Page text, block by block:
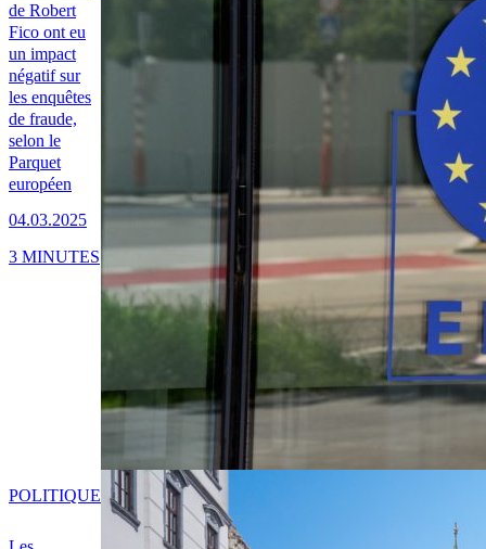
de Robert
Fico ont eu
un impact
négatif sur
les enquêtes
de fraude,
selon le
Parquet
européen
04.03.2025
3 MINUTES
POLITIQUE